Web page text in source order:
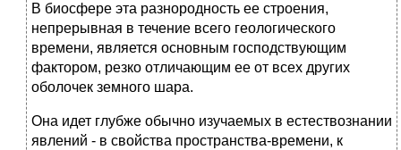
В биосфере эта разнородность ее строения,
непрерывная в течение всего геологического
времени, является основным господствующим
фактором, резко отличающим ее от всех других
оболочек земного шара.
Она идет глубже обычно изучаемых в естествознании
явлений - в свойства пространства-времени, к